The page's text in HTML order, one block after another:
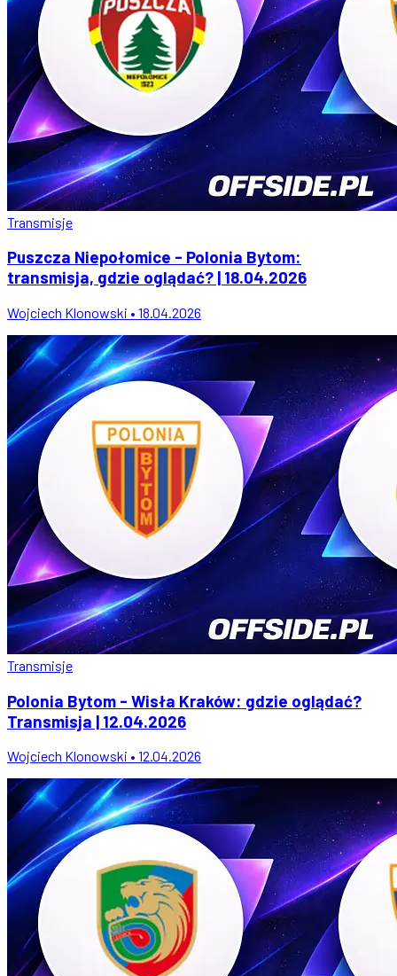
Transmisje
Puszcza Niepołomice - Polonia Bytom:
transmisja, gdzie oglądać? | 18.04.2026
Wojciech Klonowski • 18.04.2026
Transmisje
Polonia Bytom - Wisła Kraków: gdzie oglądać?
Transmisja | 12.04.2026
Wojciech Klonowski • 12.04.2026